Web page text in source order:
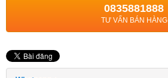
0835881888
TƯ VẤN BÁN HÀNG